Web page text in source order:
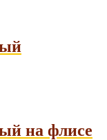
на флисе